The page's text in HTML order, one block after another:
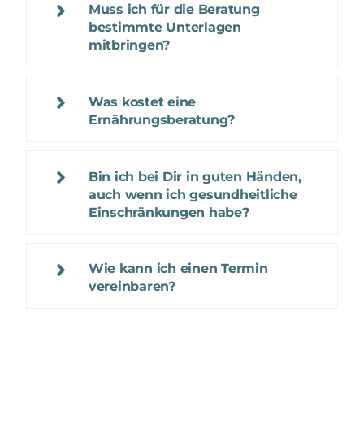
Muss ich für die Beratung
bestimmte Unterlagen
mitbringen?
Was kostet eine
Ernährungsberatung?
Bin ich bei Dir in guten Händen,
auch wenn ich gesundheitliche
Einschränkungen habe?
Wie kann ich einen Termin
vereinbaren?